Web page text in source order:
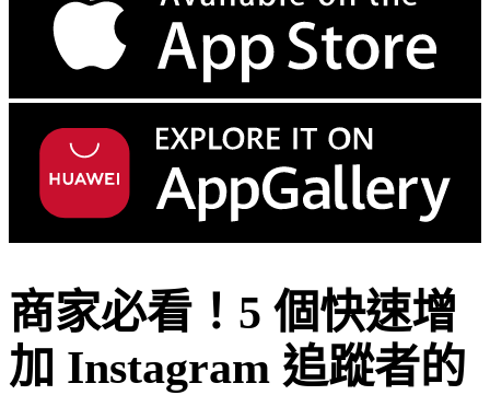
商家必看！5 個快速增
加 Instagram 追蹤者的